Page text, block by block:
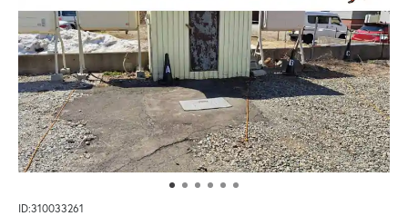
ID:310033261